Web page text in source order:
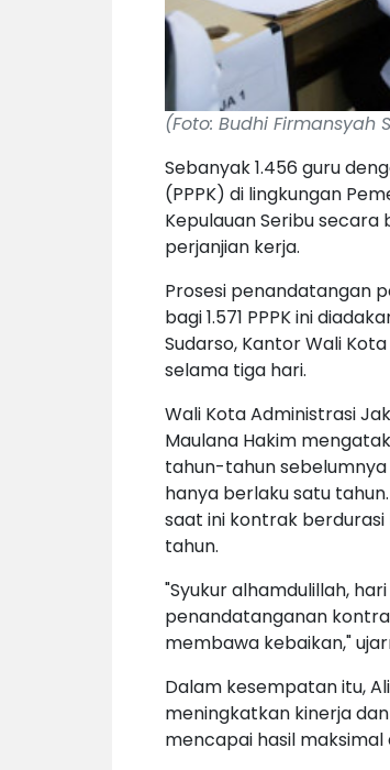
(Foto: Budhi Firmansyah
Sebanyak 1.456 guru
(PPPK) di lingkungan
Kepulauan Seribu
perjanjian kerja.
Prosesi penandatangan
bagi 1.571 PPPK ini
Sudarso, Kantor Wali
selama tiga hari.
Wali Kota Administrasi
Maulana Hakim
tahun-tahun
hanya berlaku satu
saat ini kontrak berdurasi
tahun.
"Syukur alhamdulillah,
penandatanganan
membawa kebaikan,"
Dalam kesempatan itu,
meningkatkan kinerja
mencapai hasil